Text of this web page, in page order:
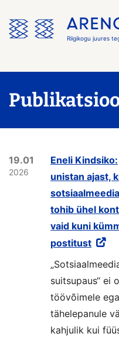
menüü
vahele
Riigikogu juures
19.01
2026
Eneli Kindsiko:
unistan ajast,
tohib ühel
vaid kuni
postitust
suitsupaus“ ei
töövõimele ega
tähelepanule
kahjulik kui